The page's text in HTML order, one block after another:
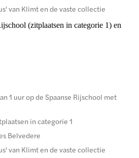
van Klimt en de vaste collectie
(zitplaatsen in categorie 1) en
1 uur op de Spaanse Rijschool met
in categorie 1
Belvedere
van Klimt en de vaste collectie